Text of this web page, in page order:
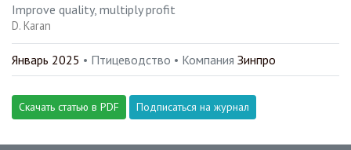
Improve quality, multiply profit
D. Karan
Январь 2025 • Птицеводство • Компания Зинпро
Скачать статью в PDF Подписаться на журнал